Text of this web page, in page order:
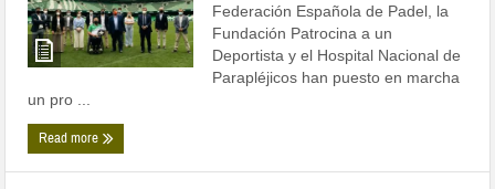
Federación Española de Padel, la
Fundación Patrocina a un
Deportista y el Hospital Nacional de
Parapléjicos han puesto en marcha
un pro ...
Read more